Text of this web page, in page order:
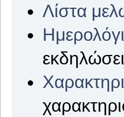
Λίστα